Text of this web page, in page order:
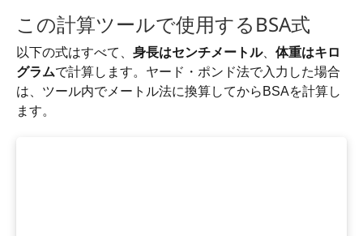
この計算ツールで使用するBSA式
以下の式はすべて、 身長はセンチメートル、 体重はキロ
グラムで計算します。ヤード・ポンド法で入力した場合
は、ツール内でメートル法に換算してからBSAを計算し
ます。